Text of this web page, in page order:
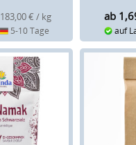
183,00 € / kg
5-10 Tage
ab
auf